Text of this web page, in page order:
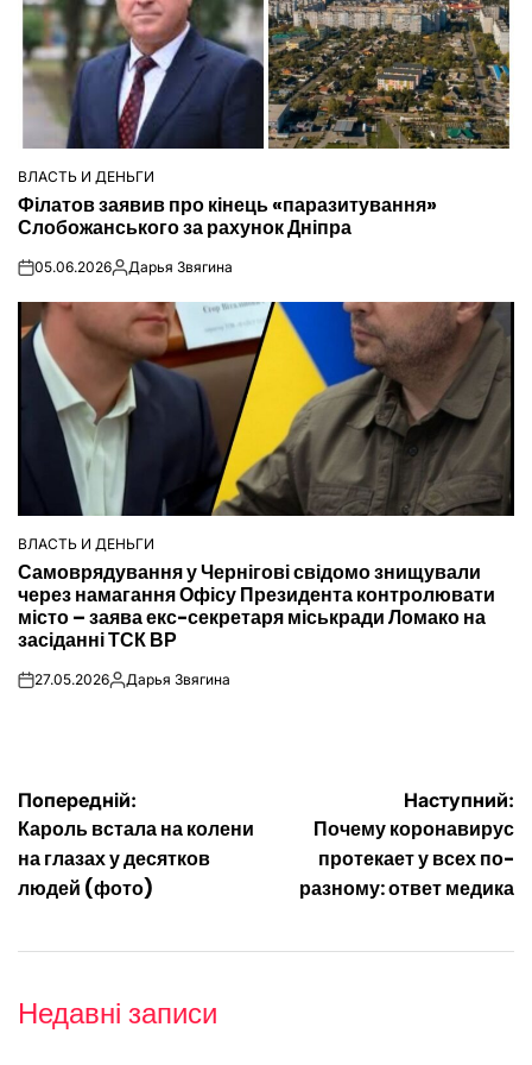
ОПУБЛІКУВАТИ
У
ВЛАСТЬ И ДЕНЬГИ
Філатов заявив про кінець «паразитування»
Слобожанського за рахунок Дніпра
on05.06.2026Опубліковано
Дарья Звягина
ОПУБЛІКУВАТИ
У
ВЛАСТЬ И ДЕНЬГИ
Самоврядування у Чернігові свідомо знищували
через намагання Офісу Президента контролювати
місто – заява екс-секретаря міськради Ломако на
засіданні ТСК ВР
on27.05.2026Опубліковано
Дарья Звягина
Навігація
записів
Попередній:
Кароль встала на колени
на глазах у десятков
людей (фото)
Наступний:
Почему коронавирус
протекает у всех по-
разному: ответ медика
Недавні записи